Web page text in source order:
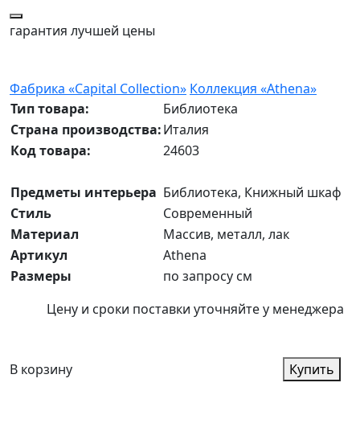
гарантия лучшей цены
Фабрика «Capital Collection» Коллекция «Athena»
Тип товара:
Библиотека
Страна производства:Италия
Код товара:
24603
Предметы интерьера Библиотека, Книжный шкаф
Стиль
Современный
Материал
Массив, металл, лак
Артикул
Athena
Размеры
по запросу см
Цену и сроки поставки уточняйте у менеджера
В корзину Купить